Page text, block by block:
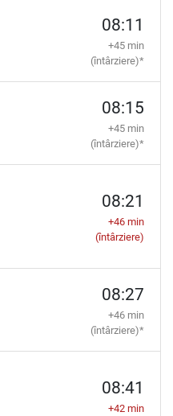
08:11
+45 min
(întârziere)*
08:15
+45 min
(întârziere)*
08:21
+46 min
(întârziere)
08:27
+46 min
(întârziere)*
08:41
+42 min